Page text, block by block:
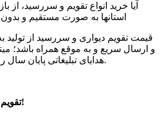
آیا خرید انواع تقویم و سررسید، از
استانها به صورت مستقیم و
قیمت تقویم دیواری و سررسید از تولید
و ارسال سریع و به موقع همراه باشد؛
هدایای تبلیغاتی پایان سال را برای هر کس، تعدیل نماید.
تقویم دیواری و سررسید سال نو!